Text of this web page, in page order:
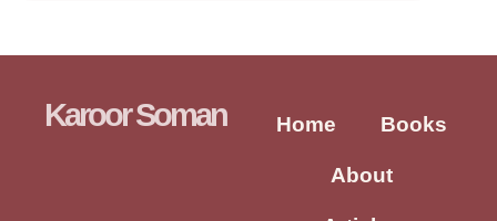
Karoor Soman Home Books
About